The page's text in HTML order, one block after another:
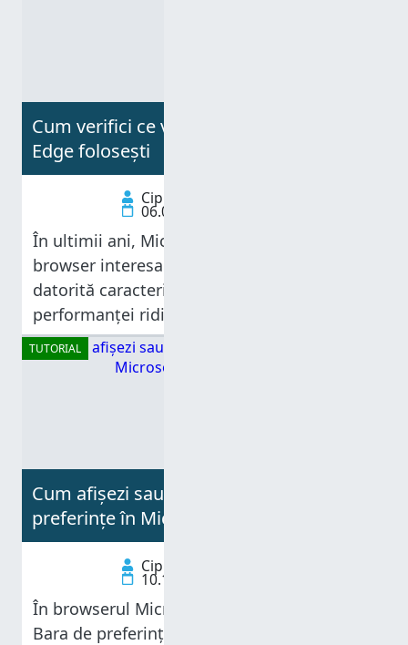
Cum verifici ce versiune de Microsoft
Edge folosești
Ciprian Adrian Rusen
06.01.2025
În ultimii ani, Microsoft Edge a devenit un
browser interesant, câștigând popularitate
datorită caracteristicilor sale inovatoare și
performanței ridicate. Cu caracteristici
precum file verticale, spații de lucru,
integrare perfectă pentru Copilot, eficiență
TUTORIAL
Cum afișezi sau ascunzi Bara de
preferințe în Microsoft Edge: 4 metode
Ciprian Adrian Rusen
10.12.2024
În browserul Microsoft Edge, poți vedea
Bara de preferințe numai atunci când